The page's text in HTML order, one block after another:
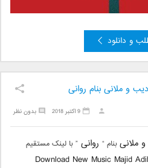
و دانلود
و ملانی بنام روانی
بدون نظر 9 اکتبر 2018
ملانیبنام “ روانی ” با لینک مستقیم
Download New Music Majid